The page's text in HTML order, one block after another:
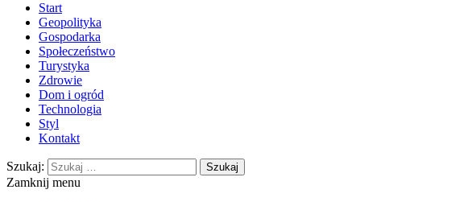
Start
Geopolityka
Gospodarka
Społeczeństwo
Turystyka
Zdrowie
Dom i ogród
Technologia
Styl
Kontakt
Szukaj:
Zamknij menu